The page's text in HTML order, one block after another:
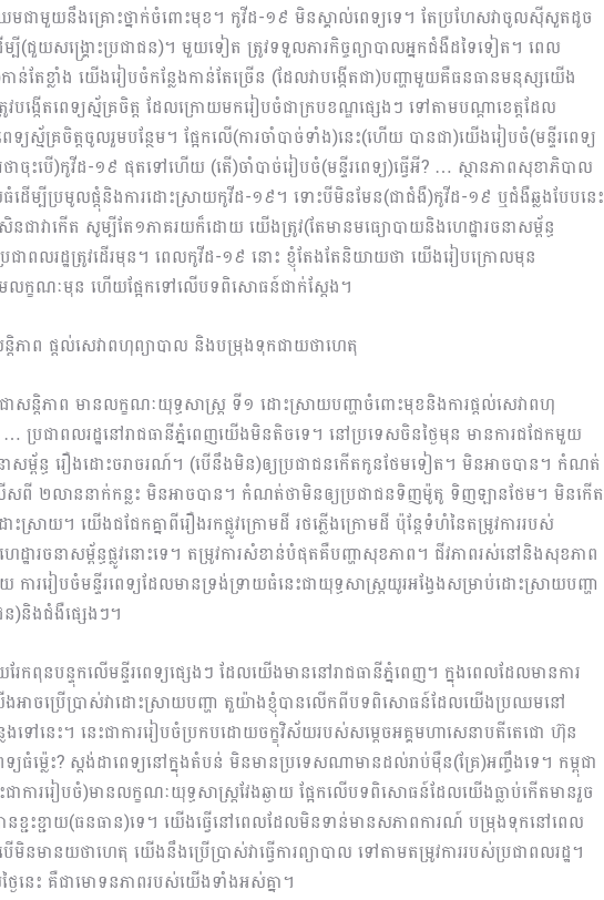
ជាមួយនឹងគ្រោះថ្នាក់ចំពោះមុខ​។ កូវីដ-១៩ មិនស្គាល់ពេទ្យទេ។ តែប្រ​ហែសវាចូលស៊ីសួតដូច
ើម្បី(ជួយសង្រ្គោះប្រជាជន)។ មួយទៀត​ ត្រូវទទួលភារកិច្ចព្យាបាលអ្នកជំងឺដទៃទៀត។ ពេល
ាន់តែខ្លាំង យើងរៀបចំកន្លែងកាន់តែច្រើន (ដែលវាបង្កើតជា)បញ្ហាមួយគឺធនធានមនុស្សយើង
បង្កើត​ពេទ្យស្ម័គ្រចិត្ត ដែលក្រោយមករៀបចំជាក្របខណ្ឌផ្សេងៗ ទៅតាមបណ្ដាខេត្តដែល
យស្ម័គ្រចិត្តចូលរួមបន្ថែម។ ផ្អែកលើ(ការចាំបាច់ទាំង)នេះ(ហើយ បានជា)យើងរៀបចំ(មន្ទីរពេទ្យ
ចុះបើ)កូវីដ-១៩ ផុតទៅហើយ (តើ)ចាំបាច់រៀបចំ(មន្ទីរពេទ្យ)ធ្វើអី? … ស្ថានភាពសុខាភិបាល
យធំដើម្បីប្រមូលផ្ដុំនិងការដោះស្រាយកូវីដ-១៩។ ទោះបីមិនមែន(ជាជំងឺ)កូវីដ-១៩ ឬជំងឺឆ្លងបែបនេះ
ជាវាកើត សូម្បីតែ១ភាគរយក៏ដោយ យើងត្រូវ(តែមានមធ្យោបាយនិងហេដ្ឋារចនាសម្ព័ន្ធ
ប្រជាពលរដ្ឋត្រូវដើរមុន។ ពេលកូវីដ​​-១៩ នោះ ខ្ញុំតែងតែនិយាយថា យើងរៀបក្រោលមុន
ក្ខណៈមុន ហើយផ្អែកទៅលើបទពិសោធន៍ជាក់ស្ដែង។
ដិភាព ផ្ដល់សេវាពហុព្យាបាល និងបម្រុងទុកជាយថាហេតុ
ជោសន្ដិភាព មានលក្ខណៈយុទ្ធសាស្រ្ត ទី១ ដោះស្រាយបញ្ហាចំពោះមុខនិងការ​ផ្ដល់សេវាពហុ
… ប្រជាពលរដ្ឋនៅរាជធានីភ្នំពេញយើងមិនតិចទេ។ នៅប្រទេសចិនថ្ងៃមុន មានការជជែកមួយ
ាសម្ព័ន្ធ រឿងដោះចរាចរណ៍។ (បើនឹងមិន)ឲ្យប្រជាជនកើតកូនថែមទៀត។ មិនអាចបាន។ កំណត់
ើសពី ២លាននាក់កន្លះ មិនអាចបាន។ កំណត់ថាមិនឲ្យប្រជាជនទិញម៉ូតូ ទិញឡានថែម។ មិនកើត
ស្រាយ។ យើងជជែកគ្នាពីរឿងរកផ្លូវក្រោមដី រថភ្លើងក្រោមដី ប៉ុន្តែទំហំនៃតម្រូវការរបស់
េដ្ឋារចនាសម្ព័ន្ធផ្លូវនោះទេ។ តម្រូវការសំខាន់បំផុតគឺបញ្ហាសុខភាព។ ជីវភាពរស់នៅនិងសុខភាព
ការរៀបចំមន្ទីរពេទ្យដែលមានទ្រង់ទ្រាយធំនេះជាយុទ្ធសាស្រ្ត​យូរអង្វែងសម្រាប់ដោះស្រាយបញ្ហា
)និងជំងឺផ្សេងៗ។
ែកពុនបន្ទុកលើមន្ទីរពេទ្យផ្សេងៗ ដែលយើងមាននៅរាជធានីភ្នំពេញ។ ក្នុងពេលដែលមានការ
អាចប្រើប្រាស់វាដោះ​ស្រាយបញ្ហា តួយ៉ាងខ្ញុំបានលើកពីបទពិសោធន៍ដែលយើងប្រឈមនៅ
ទៅនេះ។ នេះជាការរៀបចំប្រកប​ដោយចក្ខុវិស័យរបស់សម្ដេចអគ្គមហាសេនាបតីតេជោ ហ៊ុន
េទ្យធំ​ម្ល៉េះ? ស្ដង់ដាពេទ្យនៅក្នុងតំបន់​ មិនមានប្រទេសណាមានដល់រាប់ម៉ឺន(គ្រែ)អញ្ចឹងទេ។ កម្ពុជា
ាការរៀបចំ)មានលក្ខណៈយុទ្ធសាស្រ្តវែងឆ្ងាយ ផ្អែកលើបទពិសោធន៍ដែលយើងធ្លាប់កើតមានរួច
ខ្ជះខ្ជាយ(ធនធាន)ទេ។ យើងធ្វើនៅពេលដែលមិនទាន់មានសភាពការណ៍ ​បម្រុងទុកនៅពេល
នមានយថាហេតុ យើងនឹងប្រើប្រាស់វាធ្វើការព្យាបាល ទៅតាមតម្រូវការរបស់ប្រជាពលរដ្ឋ។
ងៃនេះ គឺជាមោទនភាពរបស់យើងទាំងអស់គ្នា។